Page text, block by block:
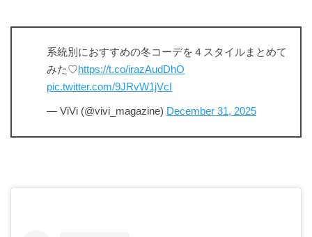
系統別におすすめの冬コーデを４スタイルまとめて
みた♡https://t.co/irazAudDhO
pic.twitter.com/9JRvW1jVcI
— ViVi (@vivi_magazine) December 31, 2025